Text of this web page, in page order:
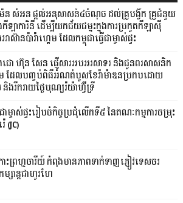
ែន សំអន ផ្តល់អនុសាសន៍៤ចំណុច ដល់គ្រូបង្វឹក គ្រូជំនួយ
កីឡាការិនី ដើម្បីយកជ័យជម្នះក្នុងការប្រកួតកីឡាស៊ី
ស៊ានប៉ារ៉ាហ្គេម ដែលកម្ពុជាធ្វើជាម្ចាស់ផ្ទះ
ជោ ហ៊ុន សែន ផ្ញើសារអបអរសាទរ និងជូនពរសាសនិក
ាម ដែលបញ្ចប់ពិធីអំណត់បួសខែរ៉ាម៉ាឌនប្រកបដោយ
រីករាយថ្ងៃបុណ្យរ៉យ៉ាហ៊្វីទ្រី
ជាម្ចាស់ផ្ទះរៀបចំកិច្ចប្រជុំលើកទី៥ នៃគណៈកម្មការចម្រុះ
(JC)
ព្រហ្មចារីយ៍ កំពុងមានភាពទាក់ទាញភ្ញៀវទេសចរ
សាន្តជាហូរហែ